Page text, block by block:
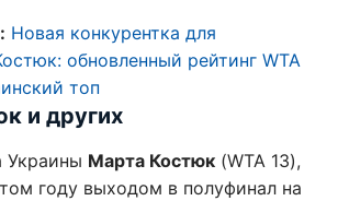
Новая конкурентка для
обновленный рейтинг WTA
топ
и других
Украины Марта Костюк (WTA 13),
году выходом в полуфинал на